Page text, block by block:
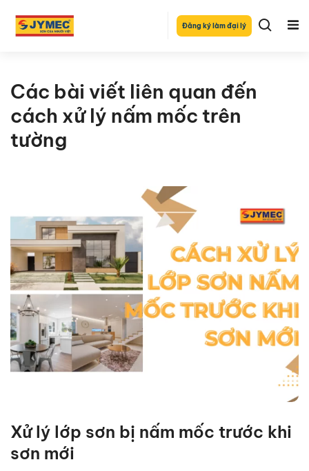
Đăng ký làm đại lý
Các bài viết liên quan đến
cách xử lý nấm mốc trên
tường
Xử lý lớp sơn bị nấm mốc trước khi
sơn mới